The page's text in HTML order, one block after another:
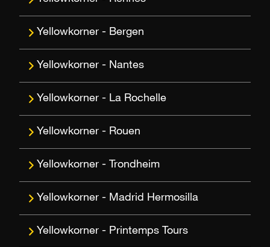
Bergen
Nantes
La Rochelle
Rouen
Trondheim
Madrid Hermosilla
Printemps Tours